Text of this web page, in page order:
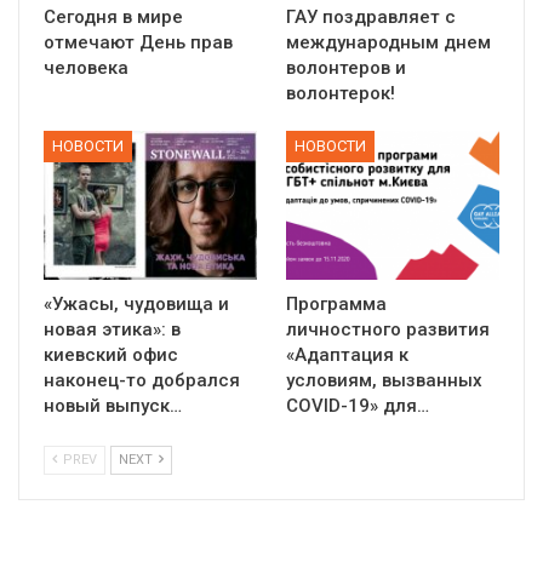
Сегодня в мире
отмечают День прав
человека
ГАУ поздравляет с
международным днем
волонтеров и
волонтерок!
НОВОСТИ
«Ужасы, чудовища и
новая этика»: в
киевский офис
наконец-то добрался
новый выпуск…
НОВОСТИ
Программа
личностного развития
«Адаптация к
условиям, вызванных
СOVID-19» для…
PREV NEXT